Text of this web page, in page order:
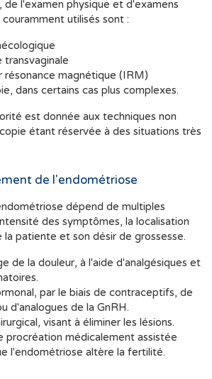
de l'examen physique et d'examens
utilisés sont :
transvaginale
résonance magnétique (IRM)
dans certains cas plus complexes.
est donnée aux techniques non
étant réservée à des situations très
de l'endométriose
dépend de multiples
des symptômes, la localisation
la patiente et son désir de grossesse.
de la douleur, à l'aide d'analgésiques et
par le biais de contraceptifs, de
d'analogues de la GnRH.
visant à éliminer les lésions.
procréation médicalement assistée
l'endométriose altère la fertilité.